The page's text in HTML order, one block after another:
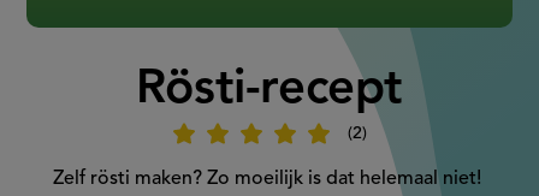
Rösti-recept
2
Beoordeel
'Rösti-
recept'
Zelf rösti maken? Zo moeilijk is dat helemaal niet!